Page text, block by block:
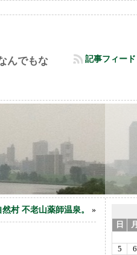
んでもな
記事フィード
村 不老山薬師温泉。 »
日
月
5
6